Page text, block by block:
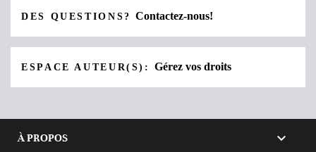
DES QUESTIONS?Contactez-nous!
ESPACE AUTEUR(S):Gérez vos droits
À PROPOS 